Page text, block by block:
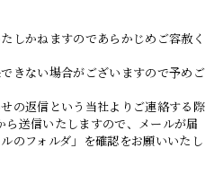
しかねますのであらかじめご容赦く
きない場合がございますので予めご
の返信という当社よりご連絡する際
ら送信いたしますので、メールが届
のフォルダ」を確認をお願いいたし